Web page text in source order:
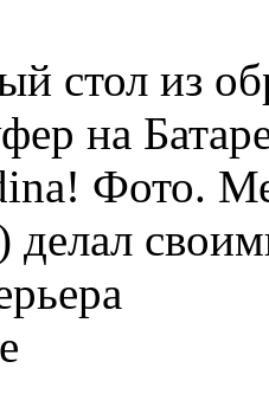
стол из
на
Фото.